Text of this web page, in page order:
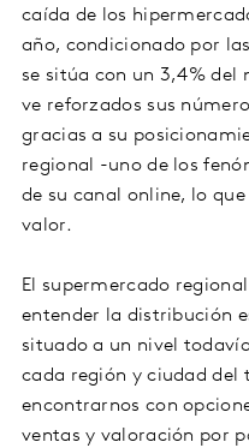
caída de los
año, condicionado por
se sitúa con un 3,4% del
ve reforzados sus
gracias a su
regional -uno de los
de su canal online, lo
valor.
El supermercado
entender la distribución
situado a un nivel
cada región y ciudad
encontrarnos con
ventas y valoración por